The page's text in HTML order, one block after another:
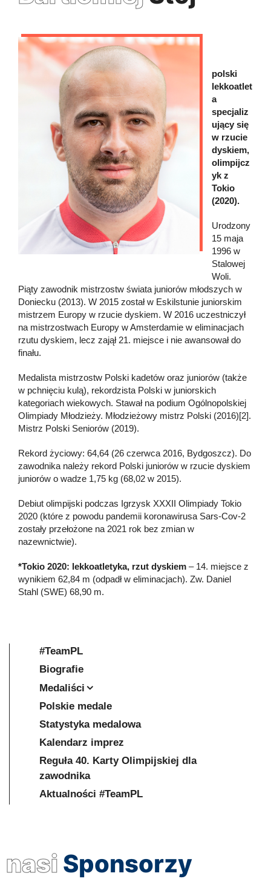
polski
lekkoatlet
a
specjaliz
ujący się
w rzucie
dyskiem,
olimpijcz
yk z
Tokio
(2020).
Urodzony
15 maja
1996 w
Stalowej
Woli.
Piąty zawodnik mistrzostw świata juniorów młodszych w
Doniecku (2013). W 2015 został w Eskilstunie juniorskim
mistrzem Europy w rzucie dyskiem. W 2016 uczestniczył
na mistrzostwach Europy w Amsterdamie w eliminacjach
rzutu dyskiem, lecz zajął 21. miejsce i nie awansował do
finału.
Medalista mistrzostw Polski kadetów oraz juniorów (także
w pchnięciu kulą), rekordzista Polski w juniorskich
kategoriach wiekowych. Stawał na podium Ogólnopolskiej
Olimpiady Młodzieży. Młodzieżowy mistrz Polski (2016)[2].
Mistrz Polski Seniorów (2019).
Rekord życiowy: 64,64 (26 czerwca 2016, Bydgoszcz). Do
zawodnika należy rekord Polski juniorów w rzucie dyskiem
juniorów o wadze 1,75 kg (68,02 w 2015).
Debiut olimpijski podczas Igrzysk XXXII Olimpiady Tokio
2020 (które z powodu pandemii koronawirusa Sars-Cov-2
zostały przełożone na 2021 rok bez zmian w
nazewnictwie).
*Tokio 2020: lekkoatletyka, rzut dyskiem – 14. miejsce z
wynikiem 62,84 m (odpadł w eliminacjach). Zw. Daniel
Stahl (SWE) 68,90 m.
#TeamPL
Biografie
Medaliści
Polskie medale
Statystyka medalowa
Kalendarz imprez
Reguła 40. Karty Olimpijskiej dla
zawodnika
Aktualności #TeamPL
nasi Sponsorzy